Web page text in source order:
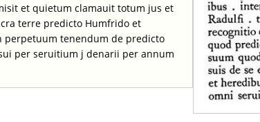
et quietum clamauit totum jus et
terre predicto Humfrido et
perpetuum tenendum de predicto
per seruitium j denarii per annum